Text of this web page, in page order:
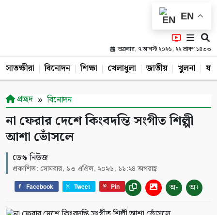
EN
শুক্রবার, ৭ আগস্ট ২০২৬, ২২ শ্রাবণ ১৪৩৩
সাতক্ষীরা বিনোদন শিক্ষা খেলাধুলা জাতীয় খুলনা
প্রচ্ছদ বিনোদন
না ফেরার দেশে কিংবদন্তি সংগীত শিল্পী
আশা ভোঁসলে
ডেস্ক নিউজ
প্রকাশিত: সোমবার, ১৩ এপ্রিল, ২০২৬, ১১:২৪ অপরাহ্ণ
Facebook Tweet Pin অ- অ+